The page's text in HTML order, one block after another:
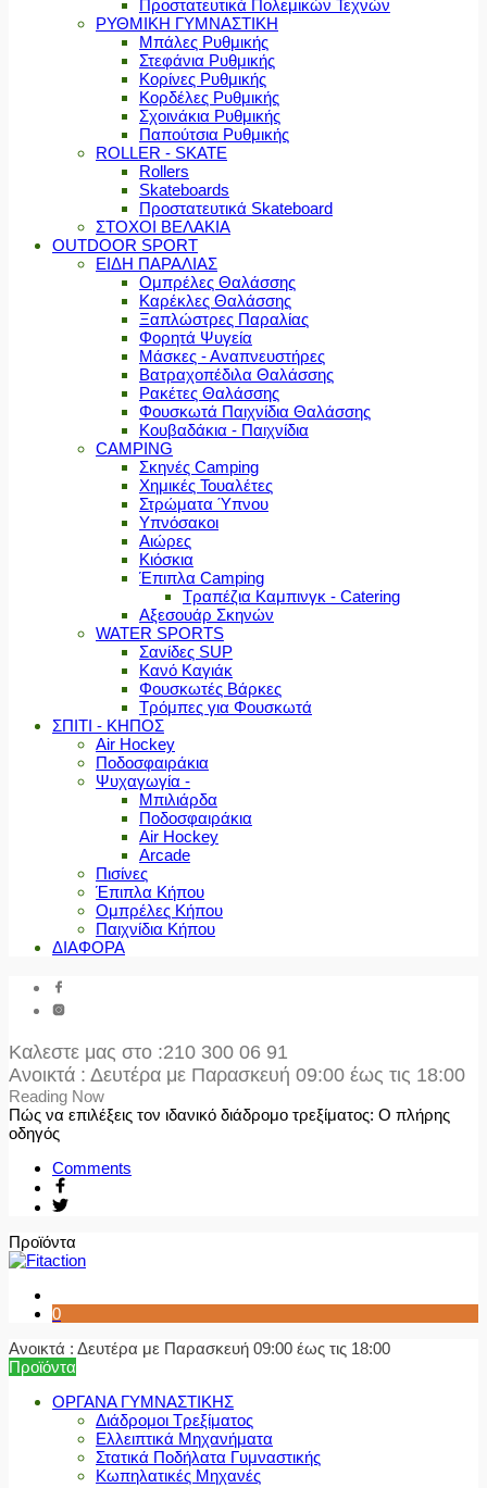
Προστατευτικά Πολεμικών Τεχνών
ΡΥΘΜΙΚΗ ΓΥΜΝΑΣΤΙΚΗ
Μπάλες Ρυθμικής
Στεφάνια Ρυθμικής
Κορίνες Ρυθμικής
Κορδέλες Ρυθμικής
Σχοινάκια Ρυθμικής
Παπούτσια Ρυθμικής
ROLLER - SKATE
Rollers
Skateboards
Προστατευτικά Skateboard
ΣΤΟΧΟΙ ΒΕΛΑΚΙΑ
OUTDOOR SPORT
ΕΙΔΗ ΠΑΡΑΛΙΑΣ
Ομπρέλες Θαλάσσης
Καρέκλες Θαλάσσης
Ξαπλώστρες Παραλίας
Φορητά Ψυγεία
Μάσκες - Αναπνευστήρες
Βατραχοπέδιλα Θαλάσσης
Ρακέτες Θαλάσσης
Φουσκωτά Παιχνίδια Θαλάσσης
Κουβαδάκια - Παιχνίδια
CAMPING
Σκηνές Camping
Χημικές Τουαλέτες
Στρώματα Ύπνου
Υπνόσακοι
Αιώρες
Κιόσκια
Έπιπλα Camping
Τραπέζια Καμπινγκ - Catering
Αξεσουάρ Σκηνών
WATER SPORTS
Σανίδες SUP
Κανό Καγιάκ
Φουσκωτές Βάρκες
Τρόμπες για Φουσκωτά
ΣΠΙΤΙ - ΚΗΠΟΣ
Air Hockey
Ποδοσφαιράκια
Ψυχαγωγία -
Μπιλιάρδα
Ποδοσφαιράκια
Air Hockey
Arcade
Πισίνες
Έπιπλα Κήπου
Ομπρέλες Κήπου
Παιχνίδια Κήπου
ΔΙΑΦΟΡΑ
Καλεστε μας στο :210 300 06 91
Ανοικτά : Δευτέρα με Παρασκευή 09:00 έως τις 18:00
Reading Now
Πώς να επιλέξεις τον ιδανικό διάδρομο τρεξίματος: Ο πλήρης
οδηγός
Comments
Προϊόντα
0
Ανοικτά : Δευτέρα με Παρασκευή 09:00 έως τις 18:00
Προϊόντα
ΟΡΓΑΝΑ ΓΥΜΝΑΣΤΙΚΗΣ
Διάδρομοι Τρεξίματος
Ελλειπτικά Μηχανήματα
Στατικά Ποδήλατα Γυμναστικής
Κωπηλατικές Μηχανές